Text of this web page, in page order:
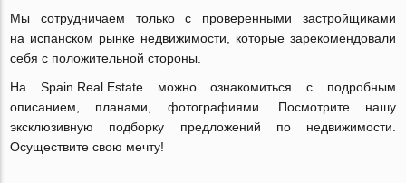
Мы сотрудничаем только с проверенными застройщиками
на испанском рынке недвижимости, которые зарекомендовали
себя с положительной стороны.
На Spain.Real.Estate можно ознакомиться с подробным
описанием, планами, фотографиями. Посмотрите нашу
эксклюзивную подборку предложений по недвижимости.
Осуществите свою мечту!